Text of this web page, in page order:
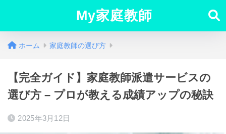
My家庭教師
ホーム 家庭教師の選び方
【完全ガイド】家庭教師派遣サービスの
選び方 – プロが教える成績アップの秘訣
2025年3月12日